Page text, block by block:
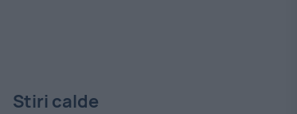
Stiri calde